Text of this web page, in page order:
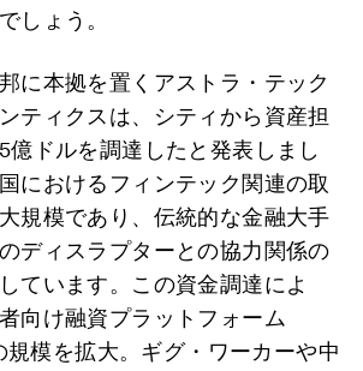
しょう。
に本拠を置くアストラ・テック
ティクスは、シティから資産担
億ドルを調達したと発表しまし
におけるフィンテック関連の取
規模であり、伝統的な金融大手
ディスラプターとの協力関係の
ています。この資金調達によ
向け融資プラットフォーム
規模を拡大。ギグ・ワーカーや中